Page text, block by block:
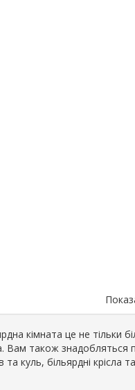
кімната це не тільки
Вам також знадобляться
куль, більярдні крісла